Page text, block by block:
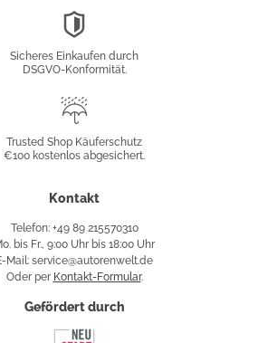
Sicheres Einkaufen durch
DSGVO-Konformität.
Käuferschutz
Trusted Shop Käuferschutz
€100 kostenlos abgesichert.
Kontakt
Telefon: +49 89 215570310
bis Fr., 9:00 Uhr bis 18:00 Uhr
Mail: service@autorenwelt.de
Oder per Kontakt-Formular.
Gefördert durch